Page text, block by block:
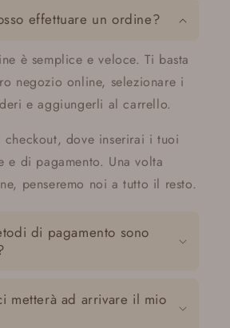
effettuare un ordine?
è semplice e veloce. Ti basta
negozio online, selezionare i
e aggiungerli al carrello.
dove inserirai i tuoi
e di pagamento. Una volta
penseremo noi a tutto il resto.
di pagamento sono
metterà ad arrivare il mio